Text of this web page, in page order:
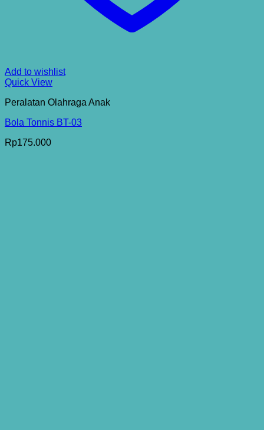
Add to wishlist
Quick View
Peralatan Olahraga Anak
Bola Tonnis BT-03
Rp175.000